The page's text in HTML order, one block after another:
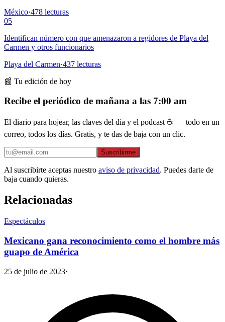
México·478 lecturas
05
Identifican número con que amenazaron a regidores de Playa del
Carmen y otros funcionarios
Playa del Carmen·437 lecturas
📰 Tu edición de hoy
Recibe el periódico de mañana a las 7:00 am
El diario para hojear, las claves del día y el podcast ☕ — todo en un
correo, todos los días. Gratis, y te das de baja con un clic.
Suscribirme
Al suscribirte aceptas nuestro aviso de privacidad. Puedes darte de
baja cuando quieras.
Relacionadas
Espectáculos
Mexicano gana reconocimiento como el hombre más
guapo de América
25 de julio de 2023·